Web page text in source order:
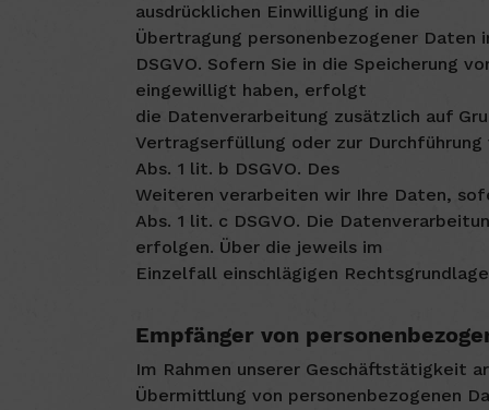
ausdrücklichen Einwilligung in die
Übertragung personenbezogener
DSGVO. Sofern Sie in die Speicherung
eingewilligt haben, erfolgt
die Datenverarbeitung zusätzlich auf
Vertragserfüllung oder zur
Abs. 1 lit. b DSGVO. Des
Weiteren verarbeiten wir Ihre Daten,
Abs. 1 lit. c DSGVO. Die
erfolgen. Über die jeweils im
Einzelfall einschlägigen
Empfänger von
Im Rahmen unserer Geschäftstätigkeit
Übermittlung von personenbezogenen